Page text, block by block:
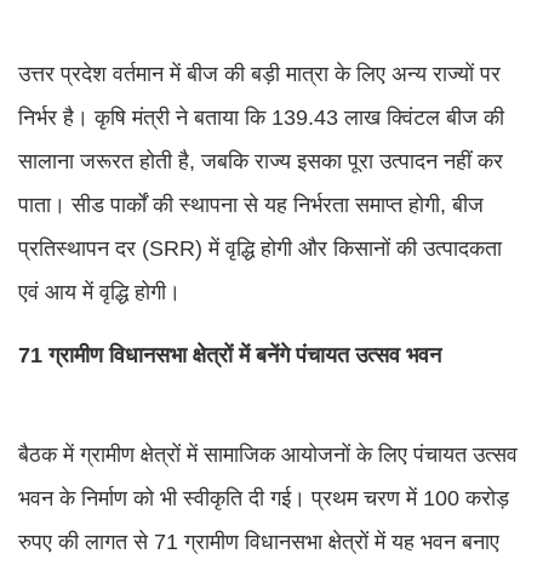
उत्तर प्रदेश वर्तमान में बीज की बड़ी मात्रा के लिए अन्य राज्यों पर
निर्भर है। कृषि मंत्री ने बताया कि 139.43 लाख क्विंटल बीज की
सालाना जरूरत होती है, जबकि राज्य इसका पूरा उत्पादन नहीं कर
पाता। सीड पार्कों की स्थापना से यह निर्भरता समाप्त होगी, बीज
प्रतिस्थापन दर (SRR) में वृद्धि होगी और किसानों की उत्पादकता
एवं आय में वृद्धि होगी।
71 ग्रामीण विधानसभा क्षेत्रों में बनेंगे पंचायत उत्सव भवन
बैठक में ग्रामीण क्षेत्रों में सामाजिक आयोजनों के लिए पंचायत उत्सव
भवन के निर्माण को भी स्वीकृति दी गई। प्रथम चरण में 100 करोड़
रुपए की लागत से 71 ग्रामीण विधानसभा क्षेत्रों में यह भवन बनाए